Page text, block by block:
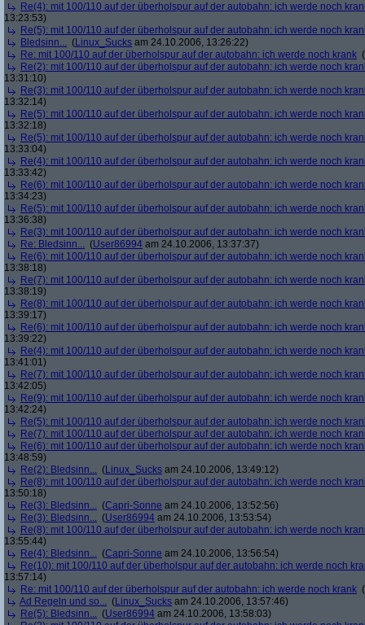
Re(4): mit 100/110 auf der überholspur auf der autobahn: ich werde noch
13:23:53)
Re(5): mit 100/110 auf der überholspur auf der autobahn: ich werde noch
Bledsinn... (Linux_Sucks am 24.10.2006, 13:26:22)
Re: mit 100/110 auf der überholspur auf der autobahn: ich werde noch krank (
Re(2): mit 100/110 auf der überholspur auf der autobahn: ich werde noch
13:31:10)
Re(3): mit 100/110 auf der überholspur auf der autobahn: ich werde noch
13:32:14)
Re(5): mit 100/110 auf der überholspur auf der autobahn: ich werde noch
13:32:18)
Re(5): mit 100/110 auf der überholspur auf der autobahn: ich werde noch
13:33:04)
Re(4): mit 100/110 auf der überholspur auf der autobahn: ich werde noch
13:33:42)
Re(6): mit 100/110 auf der überholspur auf der autobahn: ich werde noch
13:34:23)
Re(5): mit 100/110 auf der überholspur auf der autobahn: ich werde noch
13:36:38)
Re(3): mit 100/110 auf der überholspur auf der autobahn: ich werde noch
Re: Bledsinn... (User86994 am 24.10.2006, 13:37:37)
Re(6): mit 100/110 auf der überholspur auf der autobahn: ich werde noch
13:38:18)
Re(7): mit 100/110 auf der überholspur auf der autobahn: ich werde noch
13:38:19)
Re(8): mit 100/110 auf der überholspur auf der autobahn: ich werde noch
13:39:17)
Re(6): mit 100/110 auf der überholspur auf der autobahn: ich werde noch
13:39:22)
Re(4): mit 100/110 auf der überholspur auf der autobahn: ich werde noch
13:41:01)
Re(7): mit 100/110 auf der überholspur auf der autobahn: ich werde noch
13:42:05)
Re(9): mit 100/110 auf der überholspur auf der autobahn: ich werde noch
13:42:24)
Re(5): mit 100/110 auf der überholspur auf der autobahn: ich werde noch
Re(7): mit 100/110 auf der überholspur auf der autobahn: ich werde noch
Re(6): mit 100/110 auf der überholspur auf der autobahn: ich werde noch
13:48:59)
Re(2): Bledsinn... (Linux_Sucks am 24.10.2006, 13:49:12)
Re(8): mit 100/110 auf der überholspur auf der autobahn: ich werde noch
13:50:18)
Re(3): Bledsinn... (Capri-Sonne am 24.10.2006, 13:52:56)
Re(3): Bledsinn... (User86994 am 24.10.2006, 13:53:54)
Re(8): mit 100/110 auf der überholspur auf der autobahn: ich werde noch
13:55:44)
Re(4): Bledsinn... (Capri-Sonne am 24.10.2006, 13:56:54)
Re(10): mit 100/110 auf der überholspur auf der autobahn: ich werde noch
13:57:14)
Re: mit 100/110 auf der überholspur auf der autobahn: ich werde noch krank (
Ad Regeln und so... (Linux_Sucks am 24.10.2006, 13:57:46)
Re(5): Bledsinn... (User86994 am 24.10.2006, 13:58:03)